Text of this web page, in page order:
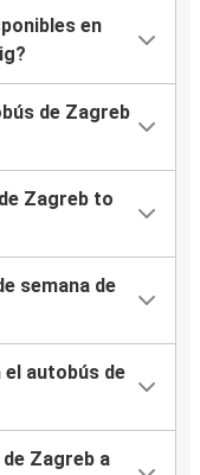
en
de Zagreb
Zagreb to
semana de
el autobús de
Zagreb a